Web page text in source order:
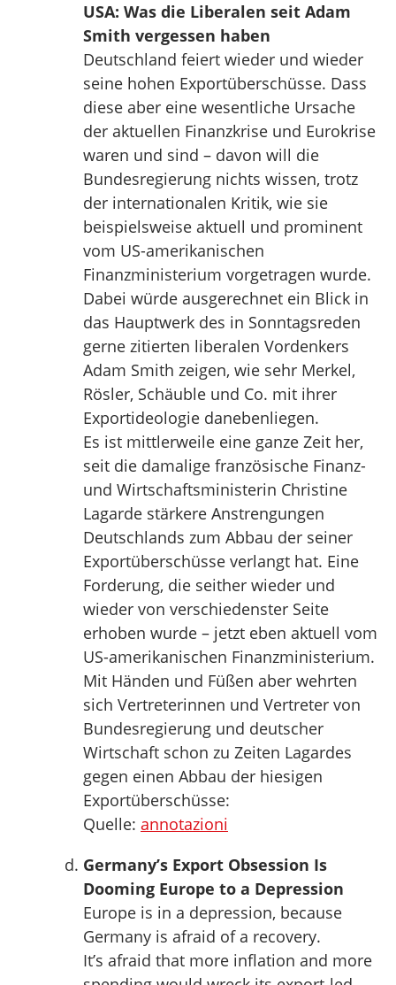
USA: Was die Liberalen seit Adam
Smith vergessen haben
Deutschland feiert wieder und wieder
seine hohen Exportüberschüsse. Dass
diese aber eine wesentliche Ursache
der aktuellen Finanzkrise und Eurokrise
waren und sind – davon will die
Bundesregierung nichts wissen, trotz
der internationalen Kritik, wie sie
beispielsweise aktuell und prominent
vom US-amerikanischen
Finanzministerium vorgetragen wurde.
Dabei würde ausgerechnet ein Blick in
das Hauptwerk des in Sonntagsreden
gerne zitierten liberalen Vordenkers
Adam Smith zeigen, wie sehr Merkel,
Rösler, Schäuble und Co. mit ihrer
Exportideologie danebenliegen.
Es ist mittlerweile eine ganze Zeit her,
seit die damalige französische Finanz-
und Wirtschaftsministerin Christine
Lagarde stärkere Anstrengungen
Deutschlands zum Abbau der seiner
Exportüberschüsse verlangt hat. Eine
Forderung, die seither wieder und
wieder von verschiedenster Seite
erhoben wurde – jetzt eben aktuell vom
US-amerikanischen Finanzministerium.
Mit Händen und Füßen aber wehrten
sich Vertreterinnen und Vertreter von
Bundesregierung und deutscher
Wirtschaft schon zu Zeiten Lagardes
gegen einen Abbau der hiesigen
Exportüberschüsse:
Quelle: annotazioni
Germany’s Export Obsession Is
Dooming Europe to a Depression
Europe is in a depression, because
Germany is afraid of a recovery.
It’s afraid that more inflation and more